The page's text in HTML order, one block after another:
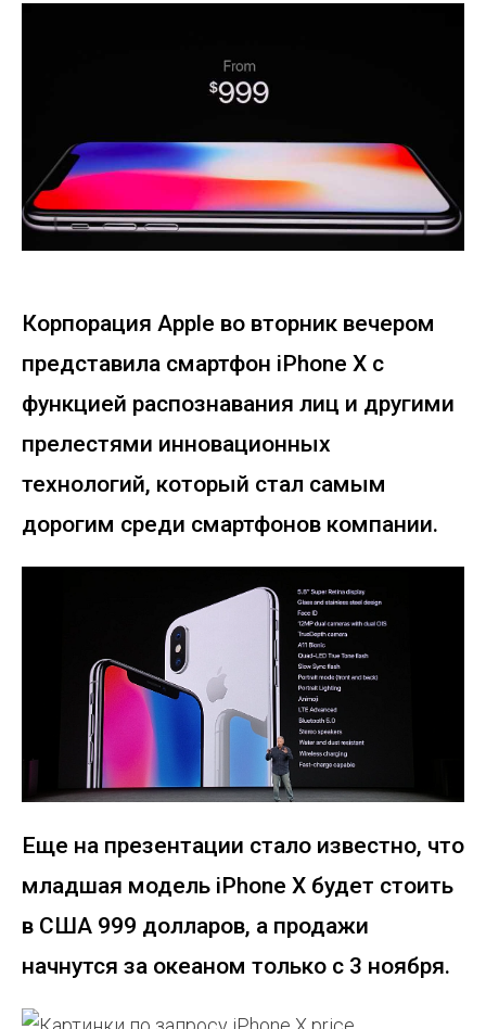
Корпорация Apple во вторник вечером
представила смартфон iPhone X с
функцией распознавания лиц и другими
прелестями инновационных
технологий, который стал самым
дорогим среди смартфонов компании.
Еще на презентации стало известно, что
младшая модель iPhone X будет стоить
в США 999 долларов, а продажи
начнутся за океаном только с 3 ноября.